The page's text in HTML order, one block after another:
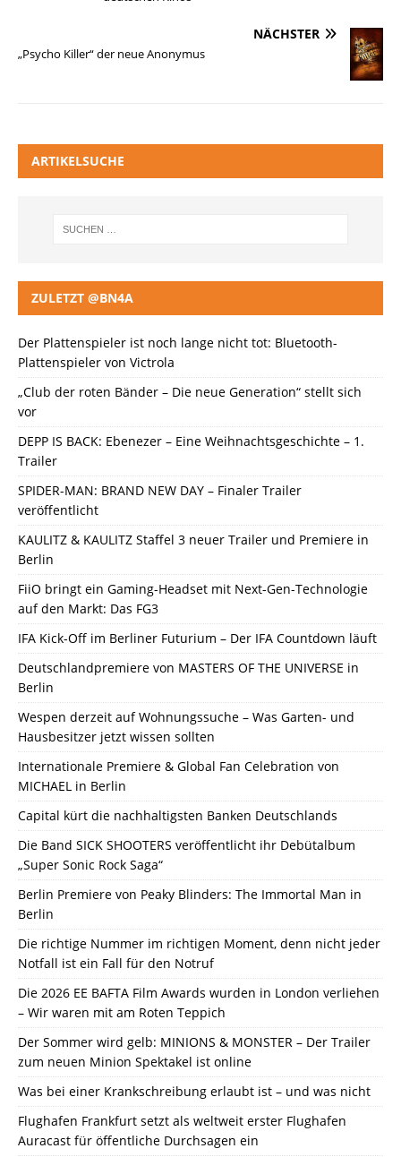
NÄCHSTER
„Psycho Killer“ der neue Anonymus
ARTIKELSUCHE
ZULETZT @BN4A
Der Plattenspieler ist noch lange nicht tot: Bluetooth-
Plattenspieler von Victrola
„Club der roten Bänder – Die neue Generation“ stellt sich
vor
DEPP IS BACK: Ebenezer – Eine Weihnachtsgeschichte – 1.
Trailer
SPIDER-MAN: BRAND NEW DAY – Finaler Trailer
veröffentlicht
KAULITZ & KAULITZ Staffel 3 neuer Trailer und Premiere in
Berlin
FiiO bringt ein Gaming-Headset mit Next-Gen-Technologie
auf den Markt: Das FG3
IFA Kick-Off im Berliner Futurium – Der IFA Countdown läuft
Deutschlandpremiere von MASTERS OF THE UNIVERSE in
Berlin
Wespen derzeit auf Wohnungssuche – Was Garten- und
Hausbesitzer jetzt wissen sollten
Internationale Premiere & Global Fan Celebration von
MICHAEL in Berlin
Capital kürt die nachhaltigsten Banken Deutschlands
Die Band SICK SHOOTERS veröffentlicht ihr Debütalbum
„Super Sonic Rock Saga“
Berlin Premiere von Peaky Blinders: The Immortal Man in
Berlin
Die richtige Nummer im richtigen Moment, denn nicht jeder
Notfall ist ein Fall für den Notruf
Die 2026 EE BAFTA Film Awards wurden in London verliehen
– Wir waren mit am Roten Teppich
Der Sommer wird gelb: MINIONS & MONSTER – Der Trailer
zum neuen Minion Spektakel ist online
Was bei einer Krankschreibung erlaubt ist – und was nicht
Flughafen Frankfurt setzt als weltweit erster Flughafen
Auracast für öffentliche Durchsagen ein